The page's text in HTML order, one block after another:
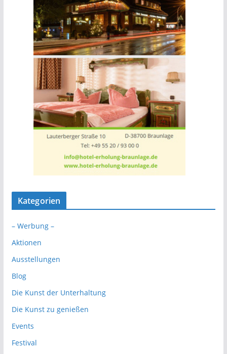
Kategorien
– Werbung –
Aktionen
Ausstellungen
Blog
Die Kunst der Unterhaltung
Die Kunst zu genießen
Events
Festival